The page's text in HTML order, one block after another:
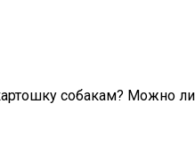
собакам? Можно